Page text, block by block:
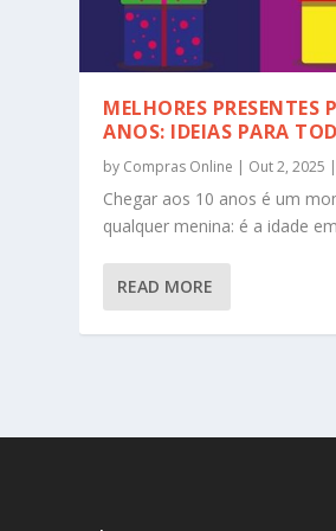
MELHORES
ANOS: IDEIAS PARA
by Compras Online | Out 2, 2025 |
Chegar aos 10 anos é um
qualquer menina: é a idade
READ MORE